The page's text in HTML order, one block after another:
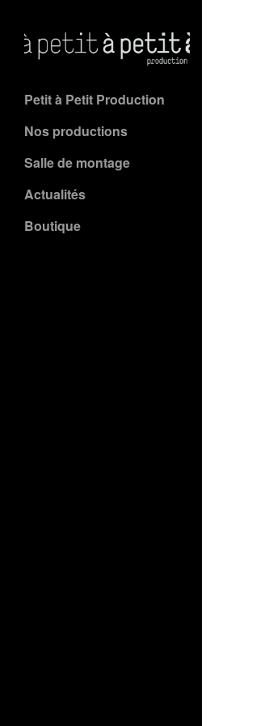
Petit à Petit Production
Nos productions
Salle de montage
Actualités
Boutique